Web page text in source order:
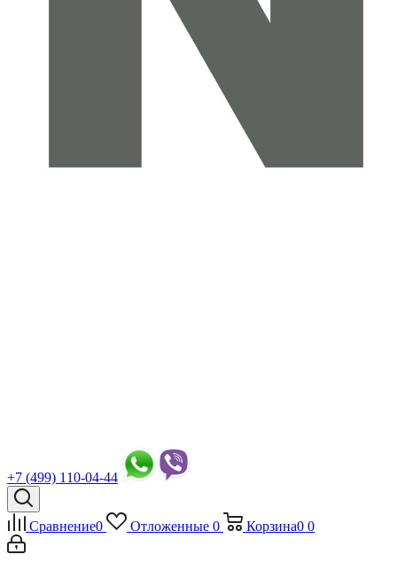
+7 (499) 110-04-44
Сравнение0 Отложенные 0 Корзина0 0